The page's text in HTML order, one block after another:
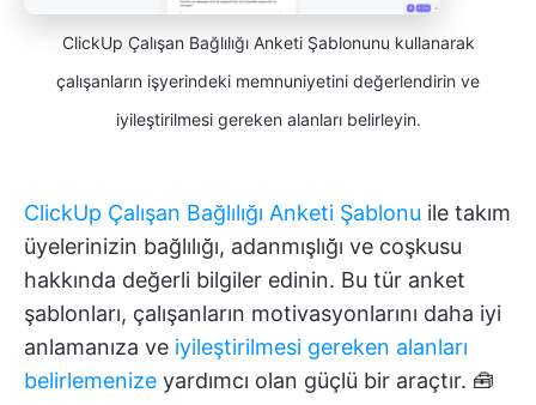
ClickUp Çalışan Bağlılığı Anketi Şablonunu kullanarak
çalışanların işyerindeki memnuniyetini değerlendirin ve
iyileştirilmesi gereken alanları belirleyin.
ClickUp Çalışan Bağlılığı Anketi Şablonu ile takım
üyelerinizin bağlılığı, adanmışlığı ve coşkusu
hakkında değerli bilgiler edinin. Bu tür anket
şablonları, çalışanların motivasyonlarını daha iyi
anlamanıza ve iyileştirilmesi gereken alanları
belirlemenize yardımcı olan güçlü bir araçtır. 🧰